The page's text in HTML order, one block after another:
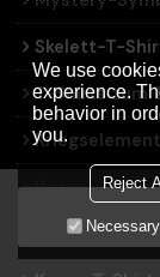
Skelett-T-
T-Shirts zum
Rosen-T-
T-Shirts mit
We use
experience.
behavior in
you.
Reject
Necessary